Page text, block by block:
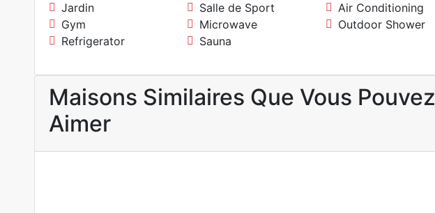
Jardin
Salle de Sport
Air Conditioning
Gym
Microwave
Outdoor Shower
Refrigerator
Sauna
Maisons Similaires Que Vous Pouvez
Aimer